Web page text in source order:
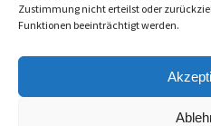
Zustimmung nicht erteilst oder
Funktionen beeinträchtigt werden.
Fax: 07733 504722
tgwelschingen@hegaudata.de
Öffnungszeiten: